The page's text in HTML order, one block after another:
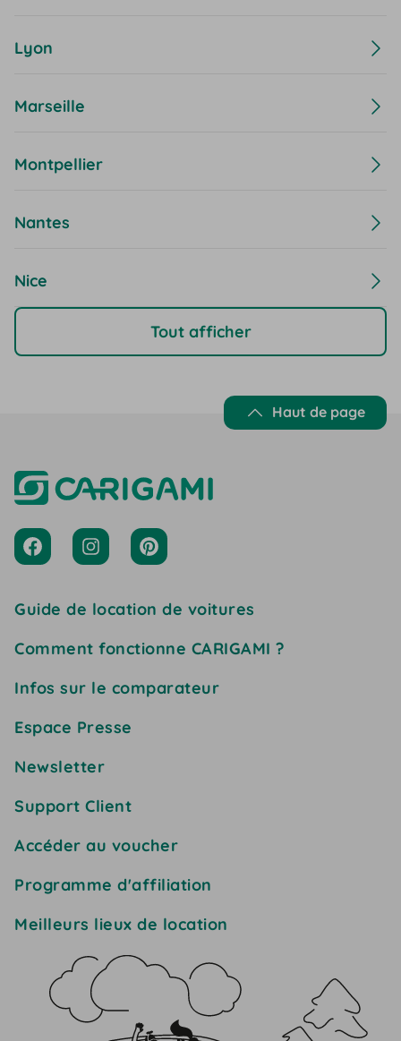
Lyon
Marseille
Montpellier
Nantes
Nice
Tout afficher
Haut de page
Guide de location de voitures
Comment fonctionne CARIGAMI ?
Infos sur le comparateur
Espace Presse
Newsletter
Support Client
Accéder au voucher
Programme d'affiliation
Meilleurs lieux de location